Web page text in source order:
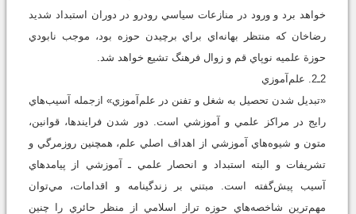
خواهد برد و ورود در منازعات سياسي رودرو در دوران استبداد شديد
رضاخان که منتظر بهانه‌اي براي برچيدن حوزه بود، موجب نابودي
حوزة علميه نوپاي قم و زوال فرهنگ تشيع خواهد شد.
2ـ2. علم‌آموزي
«تبديل شدن تحصيل به شغل و تفنن در علم‌آموزي» ازجمله آسيب‌هاي
رايج در مراکز علمي و آموزشي است. دور شدن فرايندها، قوانين،
متون و شيوه‌هاي آموزشي از اهداف اصلي علم، همچنين روزمرگي و
تشريفات و البته استبداد و انحصار علمي ـ آموزشي از پيامدهاي
آسيب پيش‌گفته است. مبتني بر زندگينامه و اقدامات، مي‌توان
مهم‌ترين شاخصه‌هاي حوزه تراز اسلامي از منظر حائري را چنين